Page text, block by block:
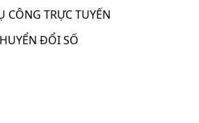
CÔNG TRỰC TUYẾN
ĐỔI SỐ